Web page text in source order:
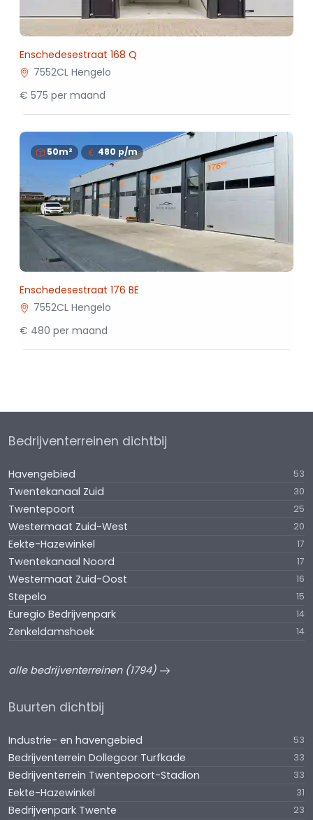
Enschedesestraat 168 Q
7552CL Hengelo
€ 575 per maand
50m² 480 p/m
Enschedesestraat 176 BE
7552CL Hengelo
€ 480 per maand
Bedrijventerreinen dichtbij
Havengebied 53
Twentekanaal Zuid 30
Twentepoort 25
Westermaat Zuid-West 20
Eekte-Hazewinkel 17
Twentekanaal Noord 17
Westermaat Zuid-Oost 16
Stepelo 15
Euregio Bedrijvenpark 14
Zenkeldamshoek 14
alle bedrijventerreinen (1794)
Buurten dichtbij
Industrie- en havengebied 53
Bedrijventerrein Dollegoor Turfkade 33
Bedrijventerrein Twentepoort-Stadion 33
Eekte-Hazewinkel 31
Bedrijvenpark Twente 23